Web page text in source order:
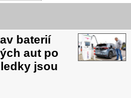
baterií
aut po
jsou